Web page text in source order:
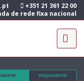
+351 21 361 22 00
de rede fixa nacional
POR PESQUISAR POR